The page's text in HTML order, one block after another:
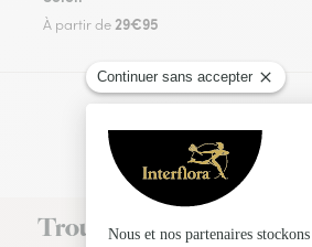
À partir de 29€95
Trouvez un fleuriste